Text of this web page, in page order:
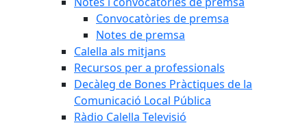
Convocatòries de premsa
Notes de premsa
Calella als mitjans
Recursos per a professionals
Decàleg de Bones Pràctiques de la
Comunicació Local Pública
Ràdio Calella Televisió